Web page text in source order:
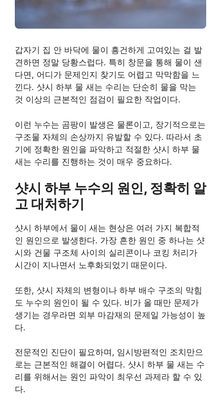
갑자기 집 안 바닥에 물이 흥건하게 고여있는 걸 발
견하면 정말 당황스럽다. 특히 창문을 통해 물이 샌
다면, 어디가 문제인지 찾기도 어렵고 막막함을 느
낀다. 샷시 하부 물 새는 수리는 단순히 물을 막는
것 이상의 근본적인 점검이 필요한 작업이다.
이런 누수는 곰팡이 발생은 물론이고, 장기적으로는
구조물 자체의 손상까지 유발할 수 있다. 따라서 초
기에 정확한 원인을 파악하고 적절한 샷시 하부 물
새는 수리를 진행하는 것이 매우 중요하다.
샷시 하부 누수의 원인, 정확히 알
고 대처하기
샷시 하부에서 물이 새는 현상은 여러 가지 복합적
인 원인으로 발생한다. 가장 흔한 원인 중 하나는 샷
시와 건물 구조체 사이의 실리콘이나 코킹 처리가
시간이 지나면서 노후화되었기 때문이다.
또한, 샷시 자체의 변형이나 하부 배수 구조의 막힘
도 누수의 원인이 될 수 있다. 비가 올 때만 문제가
생기는 경우라면 외부 마감재의 문제일 가능성이 높
다.
전문적인 진단이 필요하며, 임시방편적인 조치만으
로는 근본적인 해결이 어렵다. 샷시 하부 물 새는 수
리를 위해서는 원인 파악이 최우선 과제라 할 수 있
다.